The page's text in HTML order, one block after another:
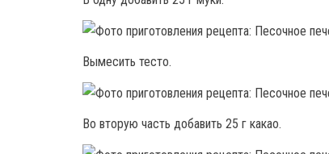
Вымесить тесто.
Во вторую часть добавить 25 г какао.